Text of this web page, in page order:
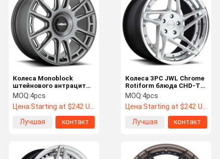
Колеса 3PC JWL Chrome
Rotiform блюда CHD-T
глубокого вогнутые
ЧЕРЕЗ
MOQ:4pcs
Цена:Starting at $242 US Dollars ea
Лучшая
контакт
Колеса Monoblock
штейнового антрацита
Rotiform OZR
алюминиевого сплава
6061-T6
MOQ:4pcs
Цена:Starting at $242 US Dollars ea
Лучшая
контакт